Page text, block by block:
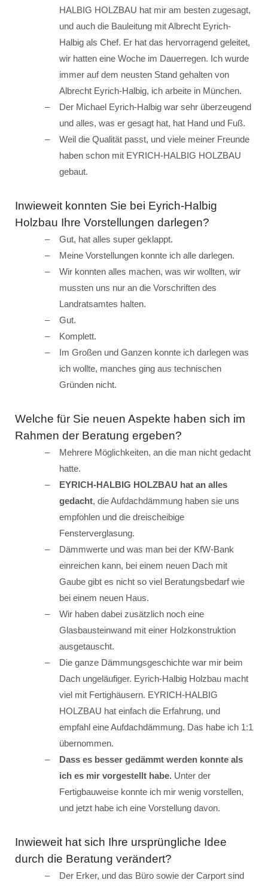
HALBIG HOLZBAU hat mir am besten zugesagt,
und auch die Bauleitung mit Albrecht Eyrich-
Halbig als Chef. Er hat das hervorragend geleitet,
wir hatten eine Woche im Dauerregen. Ich wurde
immer auf dem neusten Stand gehalten von
Albrecht Eyrich-Halbig, ich arbeite in München.
Der Michael Eyrich-Halbig war sehr überzeugend
und alles, was er gesagt hat, hat Hand und Fuß.
Weil die Qualität passt, und viele meiner Freunde
haben schon mit EYRICH-HALBIG HOLZBAU
gebaut.
Inwieweit konnten Sie bei Eyrich-Halbig
Holzbau Ihre Vorstellungen darlegen?
Gut, hat alles super geklappt.
Meine Vorstellungen konnte ich alle darlegen.
Wir konnten alles machen, was wir wollten, wir
mussten uns nur an die Vorschriften des
Landratsamtes halten.
Gut.
Komplett.
Im Großen und Ganzen konnte ich darlegen was
ich wollte, manches ging aus technischen
Gründen nicht.
Welche für Sie neuen Aspekte haben sich im
Rahmen der Beratung ergeben?
Mehrere Möglichkeiten, an die man nicht gedacht
hatte.
EYRICH-HALBIG HOLZBAU hat an alles
gedacht, die Aufdachdämmung haben sie uns
empfohlen und die dreischeibige
Fensterverglasung.
Dämmwerte und was man bei der KfW-Bank
einreichen kann, bei einem neuen Dach mit
Gaube gibt es nicht so viel Beratungsbedarf wie
bei einem neuen Haus.
Wir haben dabei zusätzlich noch eine
Glasbausteinwand mit einer Holzkonstruktion
ausgetauscht.
Die ganze Dämmungsgeschichte war mir beim
Dach ungeläufiger. Eyrich-Halbig Holzbau macht
viel mit Fertighäusern. EYRICH-HALBIG
HOLZBAU hat einfach die Erfahrung, und
empfahl eine Aufdachdämmung. Das habe ich 1:1
übernommen.
Dass es besser gedämmt werden konnte als
ich es mir vorgestellt habe. Unter der
Fertigbauweise konnte ich mir wenig vorstellen,
und jetzt habe ich eine Vorstellung davon.
Inwieweit hat sich Ihre ursprüngliche Idee
durch die Beratung verändert?
Der Erker, und das Büro sowie der Carport sind